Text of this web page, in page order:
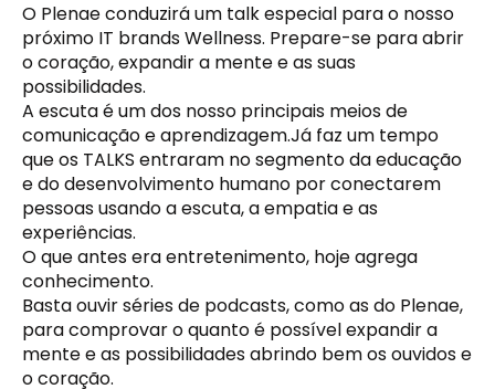
O Plenae conduzirá um talk especial para o nosso
próximo IT brands Wellness. Prepare-se para abrir
o coração, expandir a mente e as suas
possibilidades.
A escuta é um dos nosso principais meios de
comunicação e aprendizagem.Já faz um tempo
que os TALKS entraram no segmento da educação
e do desenvolvimento humano por conectarem
pessoas usando a escuta, a empatia e as
experiências.
O que antes era entretenimento, hoje agrega
conhecimento.
Basta ouvir séries de podcasts, como as do Plenae,
para comprovar o quanto é possível expandir a
mente e as possibilidades abrindo bem os ouvidos e
o coração.